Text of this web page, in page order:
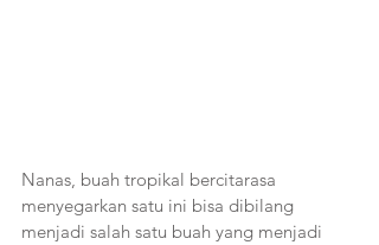
Nanas, buah tropikal bercitarasa
menyegarkan satu ini bisa dibilang
menjadi salah satu buah yang menjadi